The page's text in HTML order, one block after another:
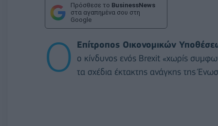
Πρόσθεσε το BusinessNews
στα αγαπημένα σου στη
Google
Ο Επίτροπος Οικονομικών
ο κίνδυνος ενός Brexit «χωρίς
τα σχέδια έκτακτης ανάγκης της